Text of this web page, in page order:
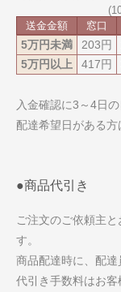
送金金額 窓口
5万円未満 203円
5万円以上
417円
入金確認に3～4日の
配達希望日がある方
●商品代引き
ご注文のご依頼主
す。
商品配達時に、配達
代引き手数料はお客